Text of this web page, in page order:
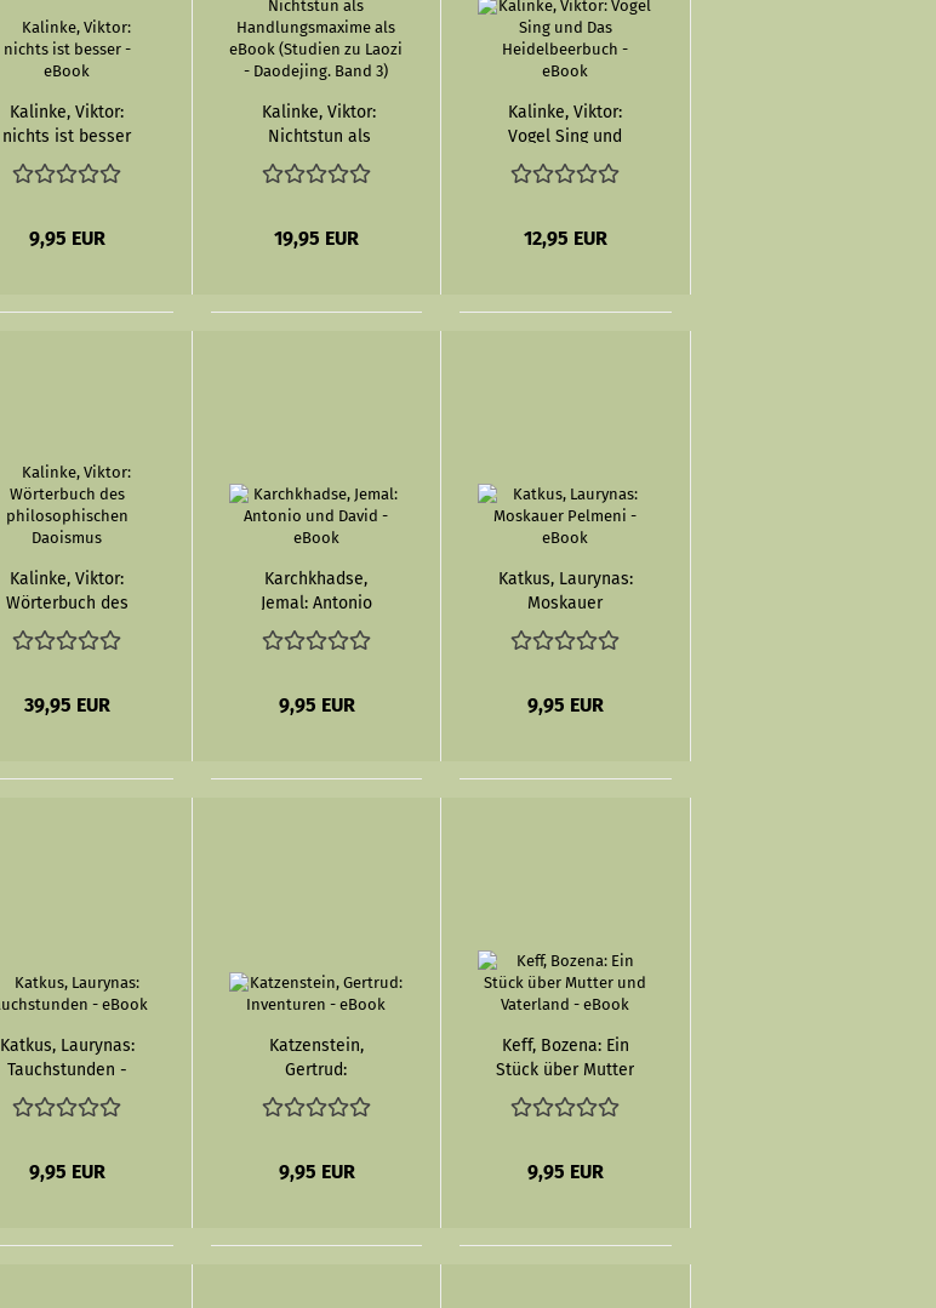
Kalinke, Viktor:
nichts ist besser
- eBook
9,95 EUR
Kalinke, Viktor:
Nichtstun als
Handlungsmaxime
als eBook
Daodejing. Band
19,95 EUR
Kalinke, Viktor:
Vogel Sing und
Das
Heidelbeerbuch -
12,95 EUR
Kalinke, Viktor:
Wörterbuch des
philosophischen
Daoismus
39,95 EUR
Karchkhadse,
Jemal: Antonio
und David -
eBook
9,95 EUR
Katkus, Laurynas:
Moskauer
Pelmeni - eBook
9,95 EUR
Katkus, Laurynas:
Tauchstunden -
eBook
9,95 EUR
Katzenstein,
Gertrud:
Inventuren -
eBook
9,95 EUR
Keff, Bozena: Ein
Stück über Mutter
und Vaterland -
eBook
9,95 EUR